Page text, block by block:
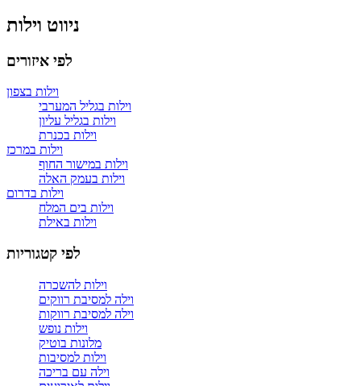
ניווט וילות
לפי איזורים
וילות בצפון
וילות בגליל המערבי
וילות בגליל עליון
וילות בכנרת
וילות במרכז
וילות במישור החוף
וילות בעמק האלה
וילות בדרום
וילות בים המלח
וילות באילת
לפי קטגוריות
וילות להשכרה
וילה למסיבת רווקים
וילה למסיבת רווקות
וילות נופש
מלונות בוטיק
וילות למסיבות
וילה עם בריכה